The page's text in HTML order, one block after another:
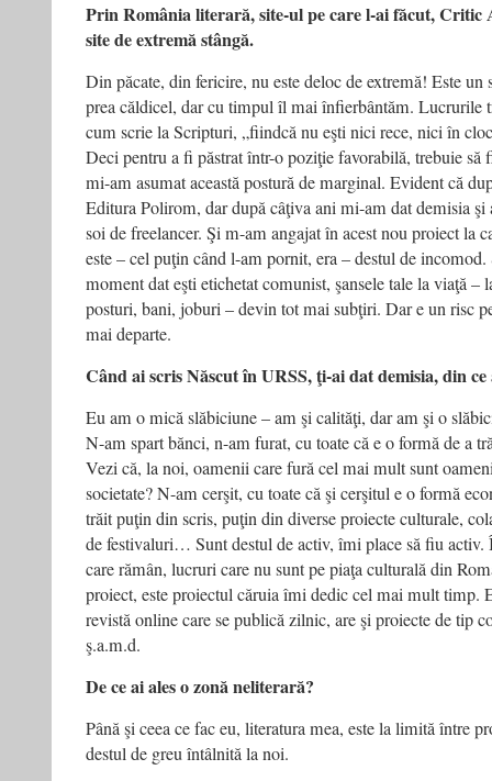
Prin România literară, site-ul pe care l-ai făcut, Critic
site de extremă stângă.
Din păcate, din fericire, nu este deloc de extremă! Este un
prea căldicel, dar cu timpul îl mai înfierbântăm. Lucrurile
cum scrie la Scripturi, „fiindcă nu eşti nici rece, nici în
Deci pentru a fi păstrat într-o poziţie favorabilă, trebuie
mi-am asumat această postură de marginal. Evident că
Editura Polirom, dar după câţiva ani mi-am dat demisia şi
soi de freelancer. Şi m-am angajat în acest nou proiect la
este – cel puţin când l-am pornit, era – destul de
moment dat eşti etichetat comunist, şansele tale la viaţă –
posturi, bani, joburi – devin tot mai subţiri. Dar e un risc
mai departe.
Când ai scris Născut în URSS, ţi-ai dat demisia, din
Eu am o mică slăbiciune – am şi calităţi, dar am şi o
N-am spart bănci, n-am furat, cu toate că e o formă de a
Vezi că, la noi, oamenii care fură cel mai mult sunt
societate? N-am cerşit, cu toate că şi cerşitul e o formă
trăit puţin din scris, puţin din diverse proiecte culturale,
de festivaluri… Sunt destul de activ, îmi place să fiu
care rămân, lucruri care nu sunt pe piaţa culturală din
proiect, este proiectul căruia îmi dedic cel mai mult timp.
revistă online care se publică zilnic, are şi proiecte de tip
ş.a.m.d.
De ce ai ales o zonă neliterară?
Până şi ceea ce fac eu, literatura mea, este la limită între
destul de greu întâlnită la noi.